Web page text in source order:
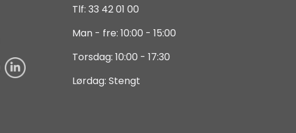
Tlf: 33 42 01 00
Man - fre: 10:00 - 15:00
Torsdag: 10:00 - 17:30
Lørdag: Stengt